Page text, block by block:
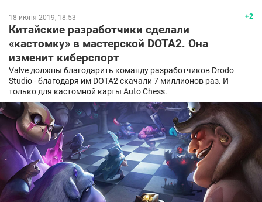
+2
18 июня 2019, 18:53
Китайские разработчики сделали
«кастомку» в мастерской DOTA2. Она
изменит киберспорт
Valve должны благодарить команду разработчиков Drodo
Studio - благодаря им DOTA2 скачали 7 миллионов раз. И
только для кастомной карты Auto Chess.